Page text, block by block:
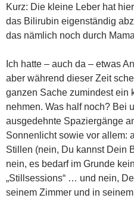
Kurz: Die kleine Leber hat
das Bilirubin eigenständig
das nämlich noch durch
Ich hatte – auch da – etwas
aber während dieser Zeit
ganzen Sache zumindest ein
nehmen. Was half noch? Bei
ausgedehnte Spaziergänge
Sonnenlicht sowie vor allem:
Stillen (nein, Du kannst Dein
nein, es bedarf im Grunde
„Stillsessions“ … und nein,
seinem Zimmer und in